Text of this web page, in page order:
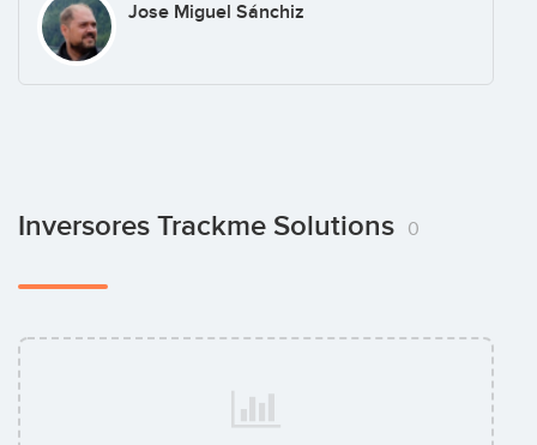
Jose Miguel Sánchiz
Inversores Trackme Solutions 0